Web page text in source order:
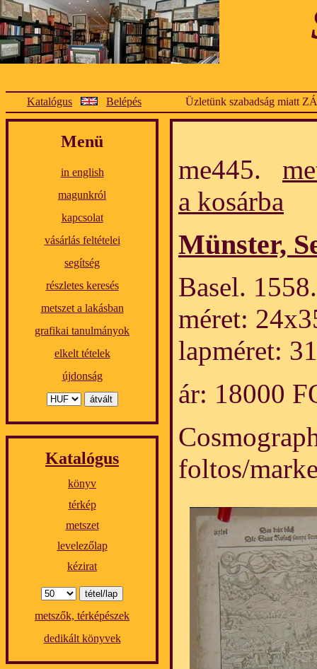
Katalógus Belépés Üzletünk szabadság miatt
Menü
in english
magunkról
kapcsolat
vásárlás feltételei
segítség
részletes keresés
metszet a lakásban
grafikai tanulmányok
elkelt tételek
újdonság
Katalógus
könyv
térkép
metszet
levelezőlap
kézirat
metszők, térképészek
dedikált könyvek
me445.
a kosárba
Münster,
Basel.
méret:
lapméret:
ár: 18000
foltos/